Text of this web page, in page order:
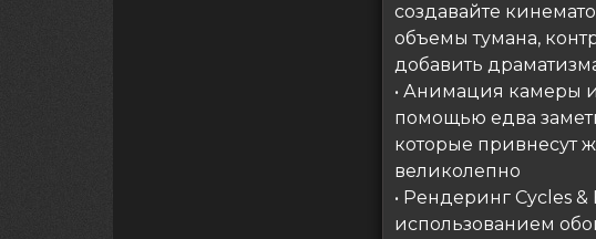
создавайте
объемы тумана,
добавить
• Анимация камеры
помощью едва
которые
великолепно
• Рендеринг Cycles &
использованием